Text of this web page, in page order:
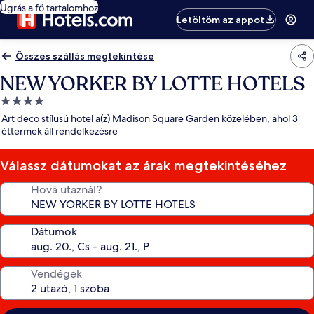
Ugrás a fő tartalomhoz
Letöltöm az appot
Összes szállás megtekintése
NEW YORKER BY LOTTE HOTELS
4.0
csillagos
szálláshely
Art deco stílusú hotel a(z) Madison Square Garden közelében, ahol 3
éttermek áll rendelkezésre
Válassz dátumokat az árak megtekintéséhez
Hová utaznál?
Dátumok
Vendégek